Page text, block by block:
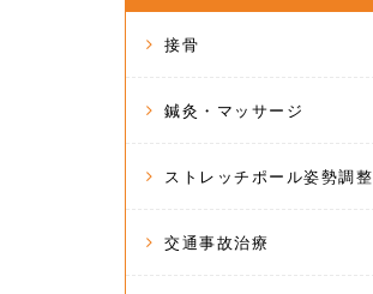
接骨
鍼灸・マッサージ
ストレッチポール姿勢調整
交通事故治療